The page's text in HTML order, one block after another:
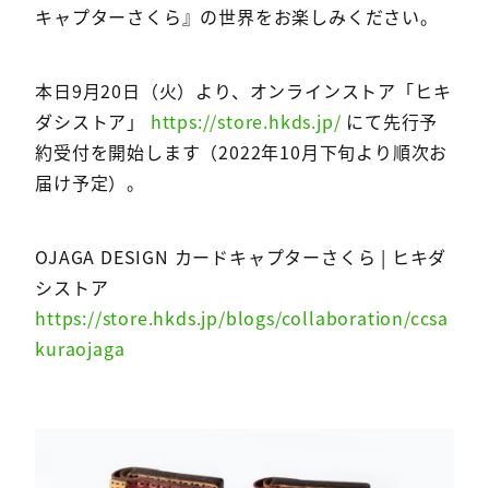
キャプターさくら』の世界をお楽しみください。
本日9月20日（火）より、オンラインストア「ヒキ
ダシストア」 https://store.hkds.jp/ にて先行予
約受付を開始します（2022年10月下旬より順次お
届け予定）。
OJAGA DESIGN カードキャプターさくら | ヒキダ
シストア
https://store.hkds.jp/blogs/collaboration/ccsa
kuraojaga